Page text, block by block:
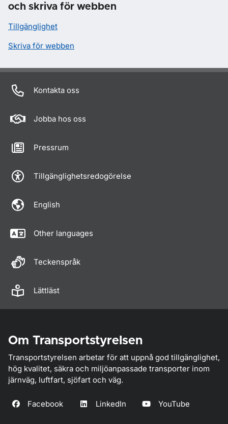
och skriva för webben
Tillgänglighet
Skriva för webben
Kontakta oss
Jobba hos oss
Pressrum
Tillgänglighetsredogörelse
English
Other languages
Teckenspråk
Lättläst
Om Transportstyrelsen
Transportstyrelsen arbetar för att uppnå god tillgänglighet,
hög kvalitet, säkra och miljöanpassade transporter inom
järnväg, luftfart, sjöfart och väg.
Facebook LinkedIn YouTube